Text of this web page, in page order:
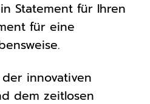
Statement für Ihren
für eine
innovativen
dem zeitlosen